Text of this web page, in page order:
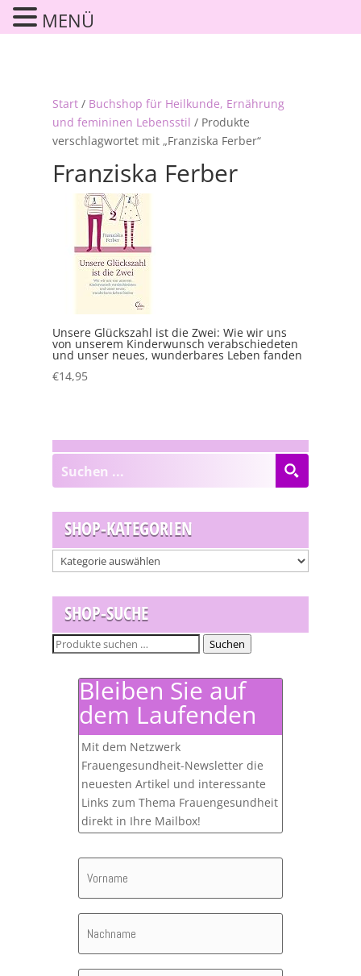
Start/ Buchshop für Heilkunde, Ernährung
und femininen Lebensstil / Produkte
verschlagwortet mit „Franziska Ferber“
Franziska Ferber
Unsere Glückszahl ist die Zwei: Wie wir uns
von unserem Kinderwunsch verabschiedeten
und unser neues, wunderbares Leben fanden
€14,95
SHOP-KATEGORIEN
SHOP-SUCHE
Suchen
Suchen
Bleiben Sie auf
dem Laufenden
Mit dem Netzwerk
Frauengesundheit-Newsletter die
neuesten Artikel und interessante
Links zum Thema Frauengesundheit
direkt in Ihre Mailbox!
MENÜ